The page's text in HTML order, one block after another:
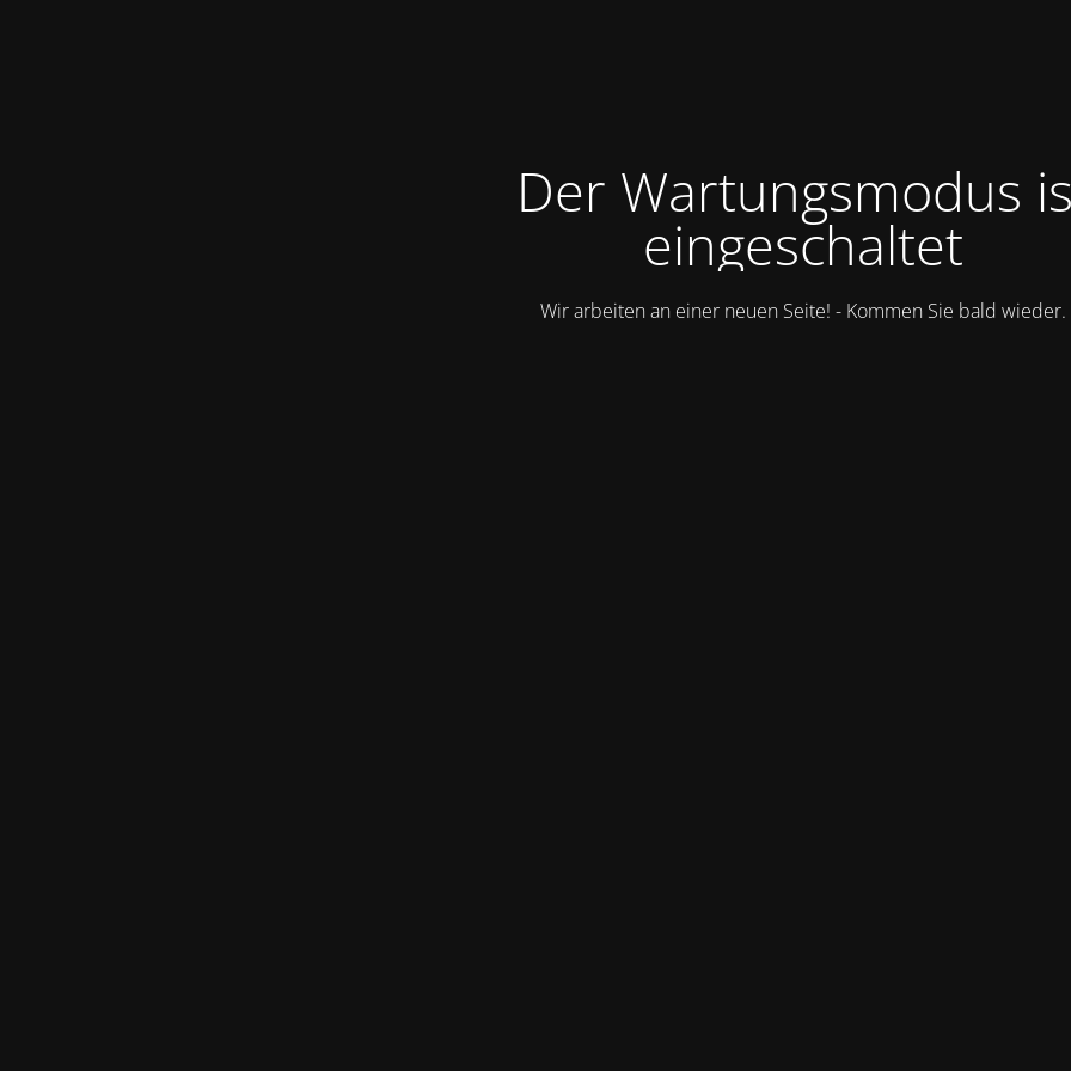
Der Wartungsmodus
eingeschaltet
Wir arbeiten an einer neuen Seite! - Kommen Sie bald wieder.